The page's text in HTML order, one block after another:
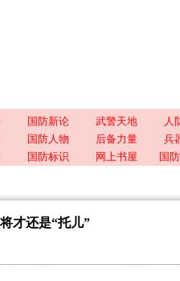
国防新论 武警天地
人
国防人物 后备力量
兵
国防标识 网上书屋 国
才还是“托儿”